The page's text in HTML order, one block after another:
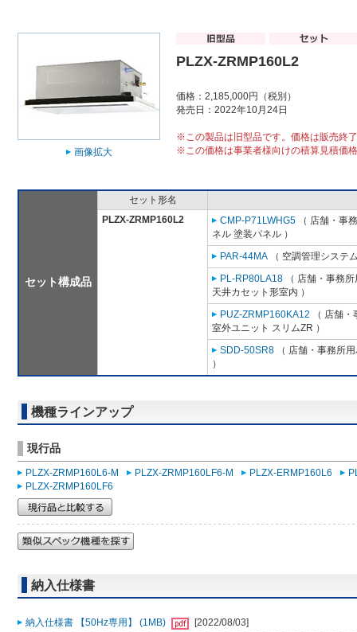
画像拡大
PLZX-ZRMP160L2
価格：2,185,000円（税別）
発売日：2022年10月24日
※この製品は旧型品です。価格は販売終
※この価格は事業者様向けの積算見積価
セット構成品
セット形名
PLZX-ZRMP160L2
CMP-P71LWHG5 （ 店舗・事
ネル 塗装パネル ）
PAR-44MA （ 空調管理システ
PL-RP80LA18 （ 店舗・事務
天井カセット形室内 ）
PUZ-ZRMP160KA12 （ 店舗
室外ユニット スリムZR ）
SDD-50SR8 （ 店舗・事務所
）
機種ラインアップ
現行品
PLZX-ZRMP160L6-M PLZX-ZRMP160LF6-M PLZX-ERMP160L6
PLZX-ZRMP160LF6
納入仕様書
納入仕様書 【50Hz専用】 (1MB)
[2022/08/03]